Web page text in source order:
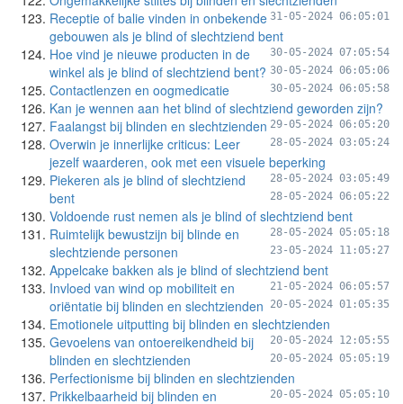
31-05-2024 06:05:01
Receptie of balie vinden in onbekende
gebouwen als je blind of slechtziend bent
30-05-2024 07:05:54
Hoe vind je nieuwe producten in de
winkel als je blind of slechtziend bent? 30-05-2024 06:05:06
Contactlenzen en oogmedicatie 30-05-2024 06:05:58
Kan je wennen aan het blind of slechtziend geworden zijn?
29-05-2024 06:05:20
Faalangst bij blinden en slechtzienden
28-05-2024 03:05:24
Overwin je innerlijke criticus: Leer
jezelf waarderen, ook met een visuele beperking
28-05-2024 03:05:49
Piekeren als je blind of slechtziend
bent
28-05-2024 06:05:22
Voldoende rust nemen als je blind of slechtziend bent
28-05-2024 05:05:18
Ruimtelijk bewustzijn bij blinde en
slechtziende personen
23-05-2024 11:05:27
Appelcake bakken als je blind of slechtziend bent
21-05-2024 06:05:57
Invloed van wind op mobiliteit en
oriëntatie bij blinden en slechtzienden
20-05-2024 01:05:35
Emotionele uitputting bij blinden en slechtzienden
20-05-2024 12:05:55
Gevoelens van ontoereikendheid bij
blinden en slechtzienden
20-05-2024 05:05:19
Perfectionisme bij blinden en slechtzienden
20-05-2024 05:05:10
Prikkelbaarheid bij blinden en